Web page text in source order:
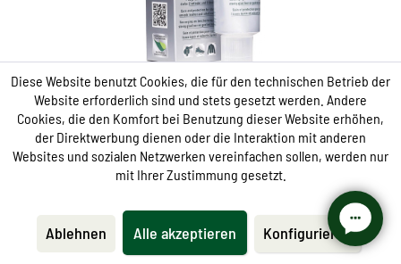
Pour le cuir grossier, graissé et ciré
protège et imprégné de croissance naturelle
Protection
9,95 € *
Diese Website benutzt Cookies, die für den technischen Betrieb der
Website erforderlich sind und stets gesetzt werden. Andere
Cookies, die den Komfort bei Benutzung dieser Website erhöhen,
der Direktwerbung dienen oder die Interaktion mit anderen
Websites und sozialen Netzwerken vereinfachen sollen, werden nur
mit Ihrer Zustimmung gesetzt.
Ablehnen Alle akzeptieren Konfigurieren